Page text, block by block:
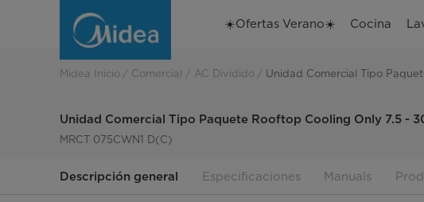
Comercial
Rooftop
☀️Ofertas Verano☀️ Cocina
Midea Inicio Comercial AC Dividido Unidad Comercial Tipo
Unidad Comercial Tipo Paquete Rooftop Cooling Only 7.5 -
MRCT 075CWN1 D(C)
Descripción general Especificaciones Manuals